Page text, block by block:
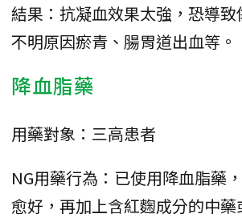
結果：抗凝血效果太強，恐導致
不明原因瘀青、腸胃道出血等。
降血脂藥
用藥對象：三高患者
NG用藥行為：已使用降血脂藥
愈好，再加上含紅麴成分的中